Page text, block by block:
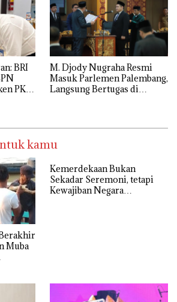
BRI
PKS
M. Djody Nugraha Resmi
Masuk Parlemen Palembang,
Langsung Bertugas di
kamu
Muba
Kemerdekaan Bukan
Sekadar Seremoni, tetapi
Kewajiban Negara